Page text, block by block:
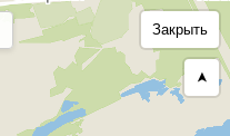
Закрыть
➤